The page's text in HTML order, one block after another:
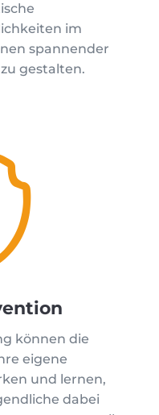
im
spannender
gestalten.
können die
eigene
und lernen,
dabei